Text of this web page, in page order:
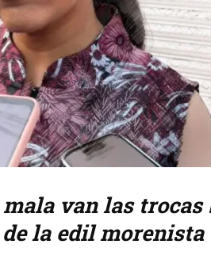
mala van las trocas
la edil morenista